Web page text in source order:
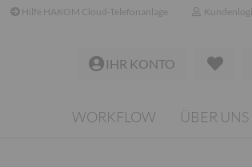
Hilfe HAKOM Cloud-Telefonanlage
IHR KONTO
WORKFLOW ÜBER UNS